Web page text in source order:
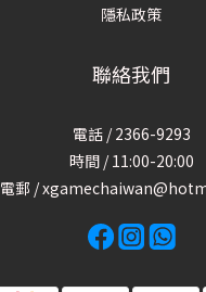
隱私政策
聯絡我們
電話 / 2366-9293
時間 / 11:00-20:00
電郵 /